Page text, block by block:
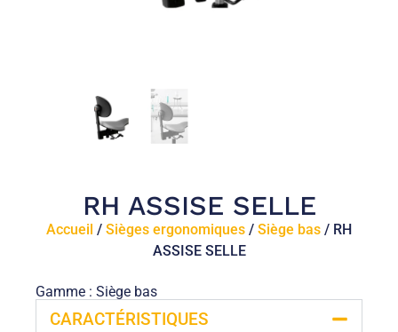
RH ASSISE SELLE
Accueil / Sièges ergonomiques / Siège bas / RH
ASSISE SELLE
Gamme : Siège bas
CARACTÉRISTIQUES